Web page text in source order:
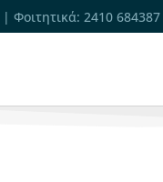
|Φοιτητικά: 2410 684387